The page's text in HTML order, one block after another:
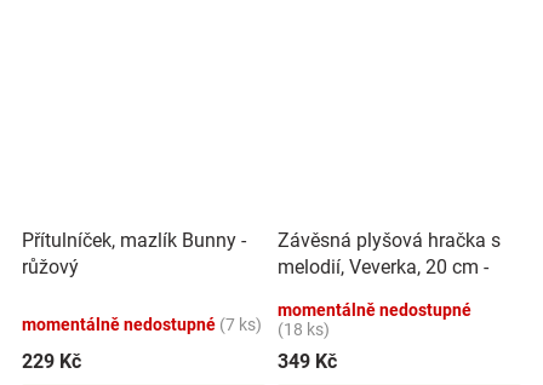
Přítulníček, mazlík Bunny -
růžový
momentálně nedostupné (7 ks)
229 Kč
Závěsná plyšová hračka s
melodií, Veverka, 20 cm -
momentálně nedostupné
(18 ks)
349 Kč